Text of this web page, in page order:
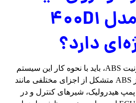
دارد و چرا مدل 400D1
دارد؟
برای درک بهتر اهمیت یونیت ABS، باید با نحوه کار این سیستم
آشنا شویم. سیستم ترمز ABS متشکل از اجزای مختلفی مانند
هیدرولیک، شیرهای کنترل و در